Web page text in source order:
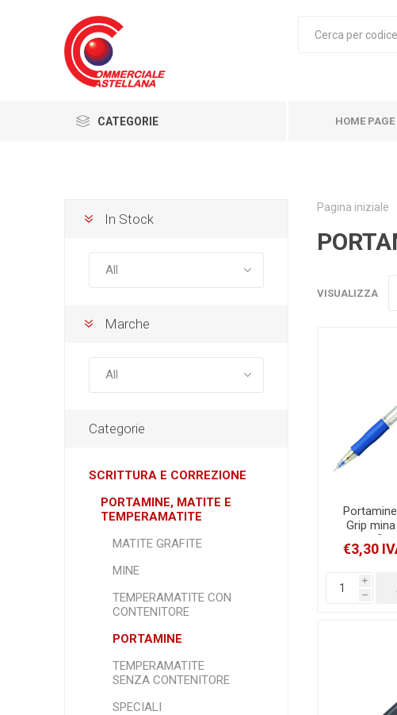
CATEGORIE HOME PAGE
Pagina iniziale
VISUALIZZA
Grip
€3,30
i
h
In Stock
Marche
Categorie
SCRITTURA E CORREZIONE
PORTAMINE, MATITE E
TEMPERAMATITE
MATITE GRAFITE
MINE
TEMPERAMATITE CON
CONTENITORE
PORTAMINE
TEMPERAMATITE
SENZA CONTENITORE
SPECIALI